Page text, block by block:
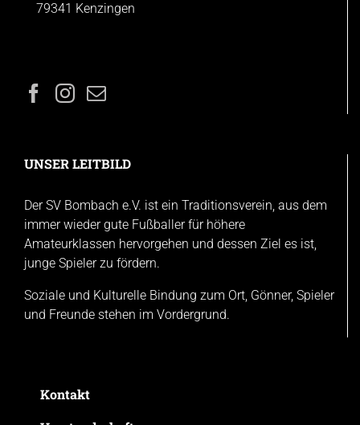
79341 Kenzingen
UNSER LEITBILD
Der SV Bombach e.V. ist ein Traditionsverein, aus dem
immer wieder gute Fußballer für höhere
Amateurklassen hervorgehen und dessen Ziel es ist,
junge Spieler zu fördern.
Soziale und Kulturelle Bindung zum Ort, Gönner, Spieler
und Freunde stehen im Vordergrund.
Kontakt